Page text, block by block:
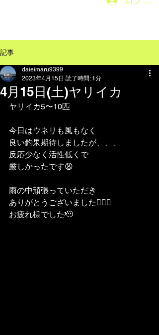
記事
4月15日(土)ヤリイカ
daieimaru9399
2023年4月15日 読了時間: 1分
ヤリイカ5〜10匹
今日はウネリも風もなく
良い釣果期待しましたが、、、
反応少なく活性低くで
厳しかったです😩
雨の中頑張っていただき
ありがとうございました🙇🏽‍♂️
お疲れ様でした🫡